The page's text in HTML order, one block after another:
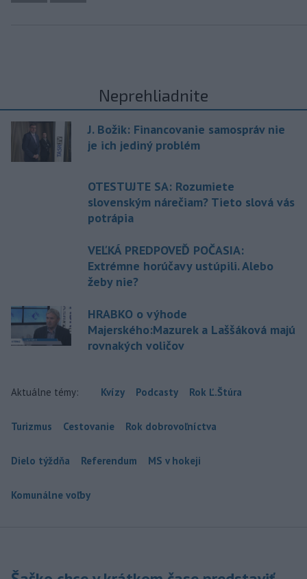
Neprehliadnite
J. Božik: Financovanie samospráv nie
je ich jediný problém
OTESTUJTE SA: Rozumiete
slovenským nárečiam? Tieto slová vás
potrápia
VEĽKÁ PREDPOVEĎ POČASIA:
Extrémne horúčavy ustúpili. Alebo
žeby nie?
HRABKO o výhode
Majerského:Mazurek a Laššáková majú
rovnakých voličov
Aktuálne témy: Kvízy Podcasty Rok Ľ.Štúra
Turizmus Cestovanie Rok dobrovoľníctva
Dielo týždňa Referendum MS v hokeji
Komunálne voľby